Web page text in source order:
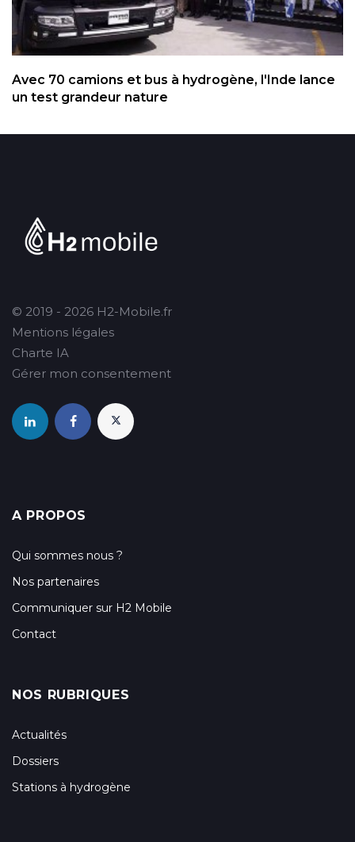
Avec 70 camions et bus à hydrogène, l'Inde lance
un test grandeur nature
© 2019 - 2026 H2-Mobile.fr
Mentions légales
Charte IA
Gérer mon consentement
A PROPOS
Qui sommes nous ?
Nos partenaires
Communiquer sur H2 Mobile
Contact
NOS RUBRIQUES
Actualités
Dossiers
Stations à hydrogène